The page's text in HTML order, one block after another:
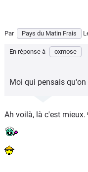
Par Pays du Matin Frais
En réponse à oxmose
Moi qui pensais
Ah voilà, là c'est mieux.